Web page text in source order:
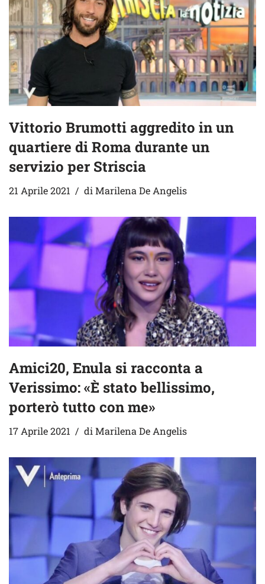
Vittorio Brumotti aggredito in un
quartiere di Roma durante un
servizio per Striscia
21 Aprile 2021 diMarilena De Angelis
Amici20, Enula si racconta a
Verissimo: «È stato bellissimo,
porterò tutto con me»
17 Aprile 2021 diMarilena De Angelis